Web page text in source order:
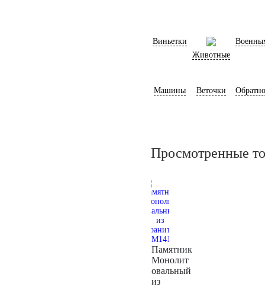
Виньетки
Животные
Машины Веточки
Просмотренные
Памятник
Монолит
овальный
из